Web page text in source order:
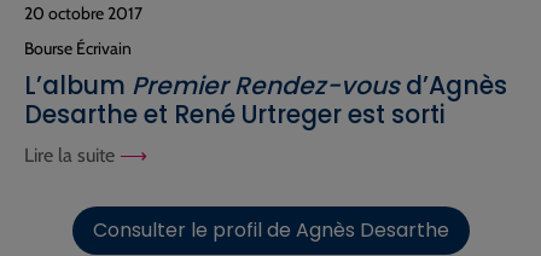
20 octobre 2017
Bourse Écrivain
L’album Premier Rendez-vousd’Agnès
Desarthe et René Urtreger est sorti
Lire la suite
Consulter le profil de Agnès Desarthe